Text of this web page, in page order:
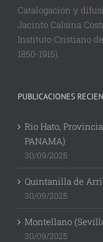
Catalogación y
Jacinto Calsina
Instituto Cristiano
1850-1915).
PUBLICACIONES
Rio Hato,
PANAMA)
30/09/2025
Quintanilla de
30/09/2025
Montellano
30/09/2025